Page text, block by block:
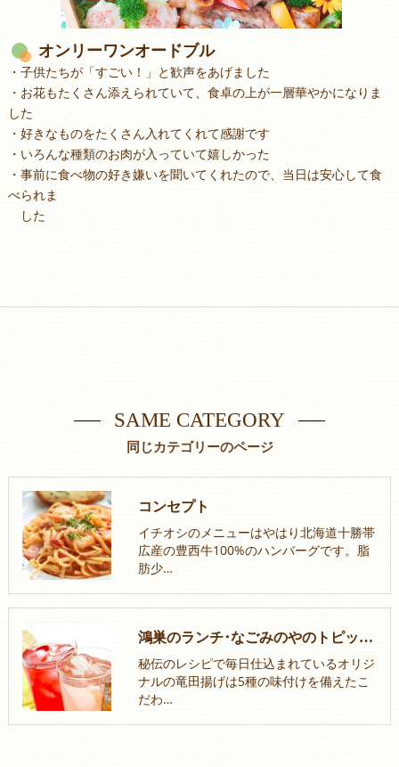
オンリーワンオードブル
・子供たちが「すごい！」と歓声をあげました
・お花もたくさん添えられていて、食卓の上が一層華やかになりま
した
・好きなものをたくさん入れてくれて感謝です
・いろんな種類のお肉が入っていて嬉しかった
・事前に食べ物の好き嫌いを聞いてくれたので、当日は安心して食
べられま
した
同じカテゴリーのページ
SAME CATEGORY
コンセプト
イチオシのメニューはやはり北海道十勝帯
広産の豊西牛100%のハンバーグです。脂
肪少…
鴻巣のランチ･なごみのやのトピックス
秘伝のレシピで毎日仕込まれているオリジ
ナルの竜田揚げは5種の味付けを備えたこ
だわ…